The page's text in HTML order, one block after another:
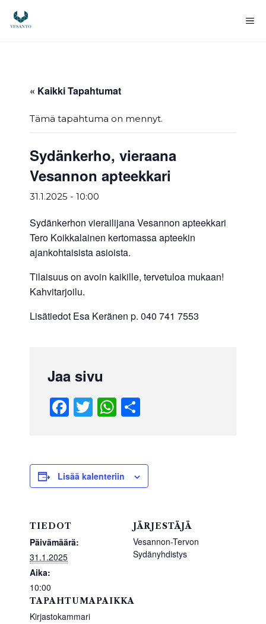
sisältöön
« Kaikki Tapahtumat
Tämä tapahtuma on mennyt.
Sydänkerho, vieraana
Vesannon apteekkari
31.1.2025 - 10:00
Sydänkerhon vierailijana Vesannon apteekkari
Tero Koikkalainen kertomassa apteekin
ajankohtaisista asioista.
Tilaisuus on avoin kaikille, tervetuloa mukaan!
Kahvitarjoilu.
Lisätiedot Esa Keränen p. 040 741 7553
Jaa sivu
F
a
e
b
o
k
T
wi
er
W
h
s
A
e
Lisää kalenteriin
TIEDOT
Päivämäärä:
31.1.2025
Aika:
10:00
TAPAHTUMAPAIKKA
Kirjastokammari
JÄRJESTÄJÄ
Vesannon-Tervon
Sydänyhdistys